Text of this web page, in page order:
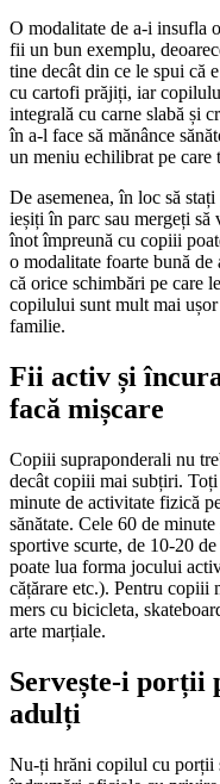
O modalitate de a-i insufla
fii un bun exemplu,
tine decât din ce le spui că
cu cartofi prăjiți, iar
integrală cu carne slabă și
în a-l face să mănânce
un meniu echilibrat pe care
De asemenea, în loc să
ieșiți în parc sau mergeți
înot împreună cu copiii
o modalitate foarte bună
că orice schimbări pe care
copilului sunt mult mai
familie.
Fii activ și
facă mișcare
Copiii supraponderali nu
decât copiii mai subțiri.
minute de activitate fizică
sănătate. Cele 60 de
sportive scurte, de 10-20
poate lua forma jocului
cățărare etc.). Pentru copiii
mers cu bicicleta,
arte marțiale.
Servește-i porții
adulți
Nu-ți hrăni copilul cu porții